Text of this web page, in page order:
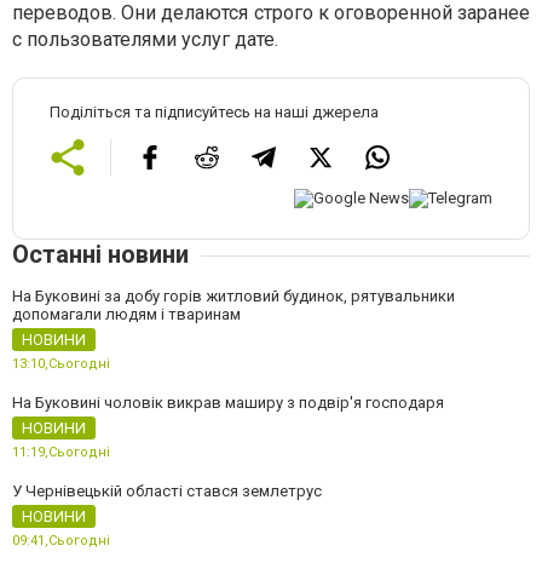
переводов. Они делаются строго к оговоренной заранее
с пользователями услуг дате.
Поділіться та підписуйтесь на наші джерела
Останні новини
На Буковині за добу горів житловий будинок, рятувальники
допомагали людям і тваринам
НОВИНИ
13:10,Сьогодні
На Буковині чоловік викрав маширу з подвір'я господаря
НОВИНИ
11:19,Сьогодні
У Чернівецькій області стався землетрус
НОВИНИ
09:41,Сьогодні